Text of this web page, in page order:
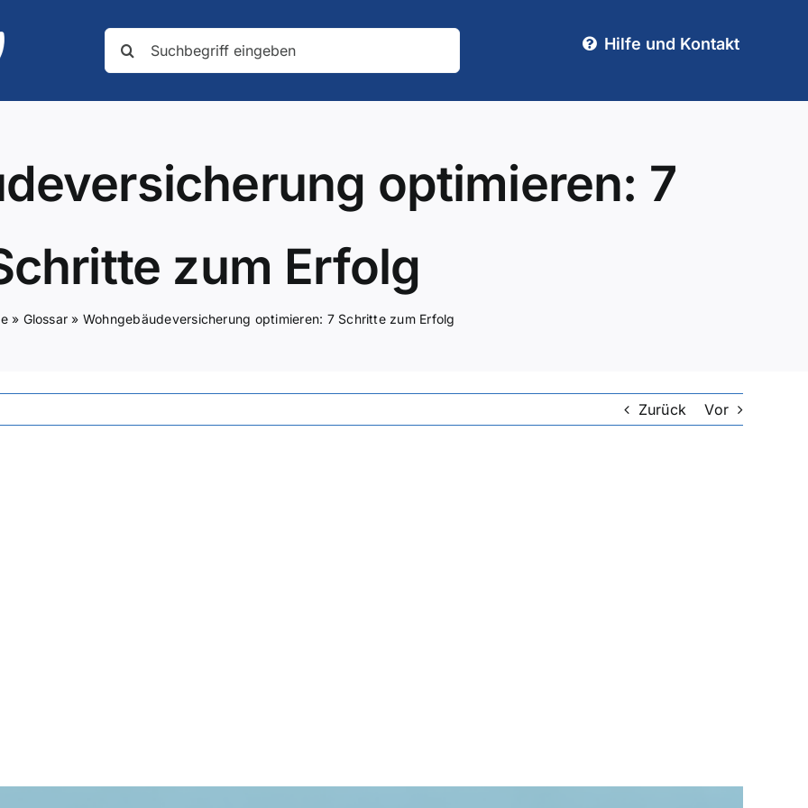
nach:
Hilfe und Kontakt
optimieren: 7
zum Erfolg
» Glossar » Wohngebäudeversicherung optimieren: 7 Schritte zum Erfolg
Zurück Vor